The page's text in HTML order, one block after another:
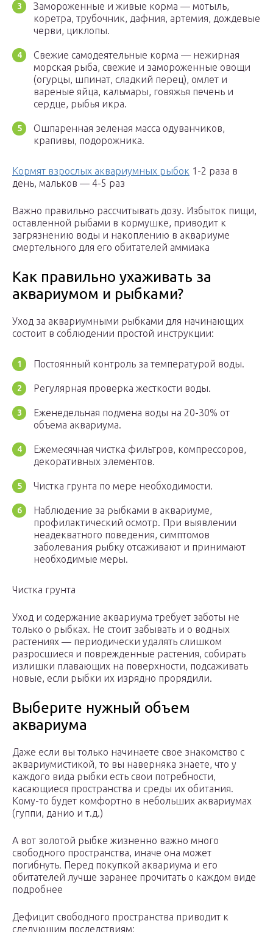
Замороженные и живые корма — мотыль,
коретра, трубочник, дафния, артемия, дождевые
черви, циклопы.
Свежие самодеятельные корма — нежирная
морская рыба, свежие и замороженные овощи
(огурцы, шпинат, сладкий перец), омлет и
вареные яйца, кальмары, говяжья печень и
сердце, рыбья икра.
Ошпаренная зеленая масса одуванчиков,
крапивы, подорожника.
Кормят взрослых аквариумных рыбок 1-2 раза в
день, мальков — 4-5 раз
Важно правильно рассчитывать дозу. Избыток пищи,
оставленной рыбами в кормушке, приводит к
загрязнению воды и накоплению в аквариуме
смертельного для его обитателей аммиака
Как правильно ухаживать за
аквариумом и рыбками?
Уход за аквариумными рыбками для начинающих
состоит в соблюдении простой инструкции:
Постоянный контроль за температурой воды.
Регулярная проверка жесткости воды.
Еженедельная подмена воды на 20-30% от
объема аквариума.
Ежемесячная чистка фильтров, компрессоров,
декоративных элементов.
Чистка грунта по мере необходимости.
Наблюдение за рыбками в аквариуме,
профилактический осмотр. При выявлении
неадекватного поведения, симптомов
заболевания рыбку отсаживают и принимают
необходимые меры.
Чистка грунта
Уход и содержание аквариума требует заботы не
только о рыбках. Не стоит забывать и о водных
растениях — периодически удалять слишком
разросшиеся и поврежденные растения, собирать
излишки плавающих на поверхности, подсаживать
новые, если рыбки их изрядно прорядили.
Выберите нужный объем
аквариума
Даже если вы только начинаете свое знакомство с
аквариумистикой, то вы наверняка знаете, что у
каждого вида рыбки есть свои потребности,
касающиеся пространства и среды их обитания.
Кому-то будет комфортно в небольших аквариумах
(гуппи, данио и т.д.)
А вот золотой рыбке жизненно важно много
свободного пространства, иначе она может
погибнуть. Перед покупкой аквариума и его
обитателей лучше заранее прочитать о каждом виде
подробнее
Дефицит свободного пространства приводит к
следующим последствиям: